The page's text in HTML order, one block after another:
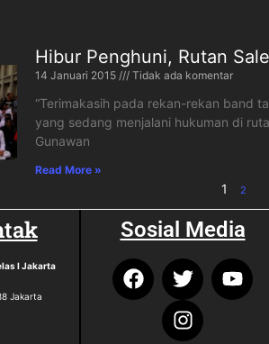
Hibur Penghuni, Rutan
14 Januari 2015 Tidak ada komentar
“Terimakasih pada rekan-rekan band
yang sedang menjalani hukuman di
Gunawan
Read More »
1 2
I Jakarta
Jakarta
Sosial Media